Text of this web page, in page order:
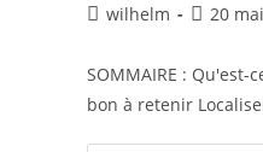
wilhelm 20
SOMMAIRE :
bon à retenir